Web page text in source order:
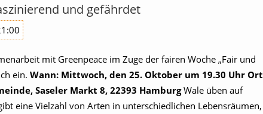
und gefährdet
mit Greenpeace im Zuge der fairen Woche „Fair und
ein. Wann: Mittwoch, den 25. Oktober um 19.30 Uhr
Saseler Markt 8, 22393 HamburgWale üben auf
eine Vielzahl von Arten in unterschiedlichen Lebensräumen,